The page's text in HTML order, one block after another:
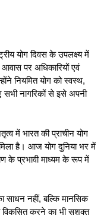
योग दिवस के उपलक्ष्य में
पर अधिकारियों एवं
नियमित योग को स्वस्थ,
नागरिकों से इसे अपनी
में भारत की प्राचीन योग
है। आज योग दुनिया भर में
के प्रभावी माध्यम के रूप में
साधन नहीं, बल्कि मानसिक
करने का भी सशक्त